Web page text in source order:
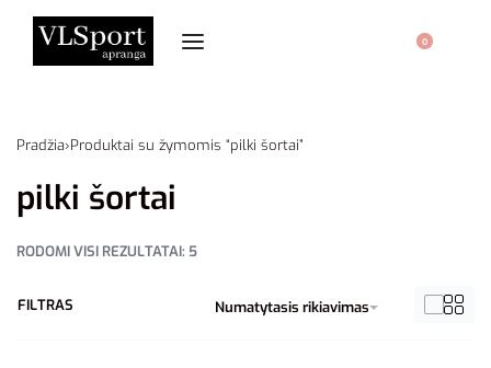
0
Pradžia›Produktai su žymomis “pilki šortai”
pilki šortai
RODOMI VISI REZULTATAI: 5
Numatytasis rikiavimas
FILTRAS